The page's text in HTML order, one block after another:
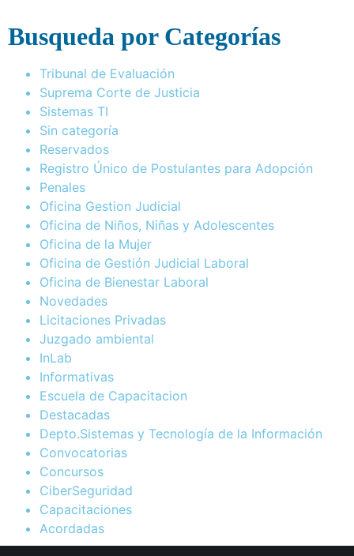
Busqueda por Categorías
Tribunal de Evaluación
Suprema Corte de Justicia
Sistemas TI
Sin categoría
Reservados
Registro Único de Postulantes para Adopción
Penales
Oficina Gestion Judicial
Oficina de Niños, Niñas y Adolescentes
Oficina de la Mujer
Oficina de Gestión Judicial Laboral
Oficina de Bienestar Laboral
Novedades
Licitaciones Privadas
Juzgado ambiental
InLab
Informativas
Escuela de Capacitacion
Destacadas
Depto.Sistemas y Tecnología de la Información
Convocatorias
Concursos
CiberSeguridad
Capacitaciones
Acordadas